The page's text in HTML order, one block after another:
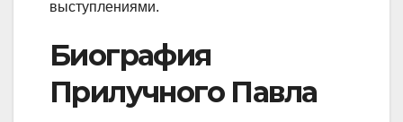
выступлениями.
Биография
Прилучного Павла